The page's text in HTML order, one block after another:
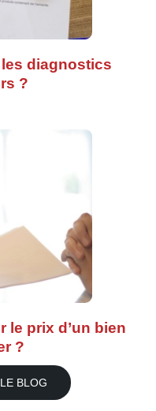
diagnostics
?
le prix d’un bien
?
BLOG